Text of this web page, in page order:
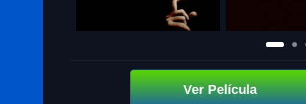
Ver Película